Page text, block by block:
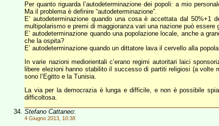
Per quanto riguarda l’autodeterminazione dei popoli: a mio
Ma il problema è definire “autodeterminazione”.
E’ autodeterminazione quando una cosa è accettata dal
multipolarismo e premi di maggioranza vari una nazione può
E’ autodeterminazione quando una popolazione locale, anche a
che la ospita?
E’ autodeterminazione quando un dittatore lava il cervello alla
In varie nazioni mediorientali c’erano regimi autoritari laici
libere elezioni hanno stabilito il successo di partiti religiosi (a
sono l’Egitto e la Tunisia.
La via per la democrazia è lunga e difficile, e non è possibile
difficoltosa.
Stefano Cattaneo:
4 Giugno 2013, 10:38